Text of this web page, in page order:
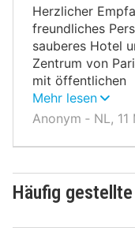
Herzlicher
freundliches
sauberes Hotel
Zentrum von
mit öffentlichen
Verkehrsmitteln
Mehr lesen
Anonym ‐ NL,
Häufig gestellte